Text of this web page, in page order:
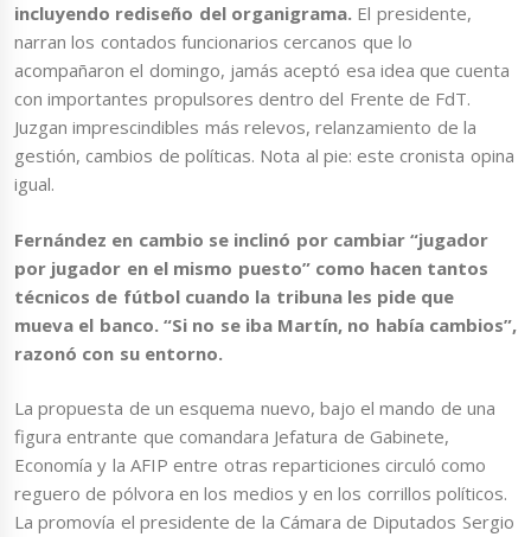
incluyendo rediseño del organigrama. El presidente,
narran los contados funcionarios cercanos que lo
acompañaron el domingo, jamás aceptó esa idea que cuenta
con importantes propulsores dentro del Frente de FdT.
Juzgan imprescindibles más relevos, relanzamiento de la
gestión, cambios de políticas. Nota al pie: este cronista opina
igual.
Fernández en cambio se inclinó por cambiar “jugador
por jugador en el mismo puesto” como hacen tantos
técnicos de fútbol cuando la tribuna les pide que
mueva el banco. “Si no se iba Martín, no había cambios”,
razonó con su entorno.
La propuesta de un esquema nuevo, bajo el mando de una
figura entrante que comandara Jefatura de Gabinete,
Economía y la AFIP entre otras reparticiones circuló como
reguero de pólvora en los medios y en los corrillos políticos.
La promovía el presidente de la Cámara de Diputados Sergio